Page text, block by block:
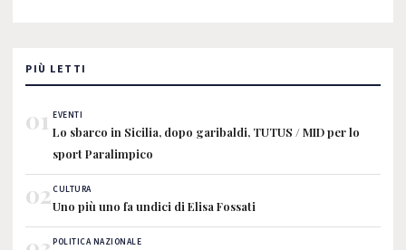
PIÙ LETTI
01 EVENTI
Lo sbarco in Sicilia, dopo garibaldi, TUTUS / MID per lo
sport Paralimpico
02CULTURA
Uno più uno fa undici di Elisa Fossati
POLITICA NAZIONALE